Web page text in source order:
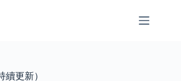
續更新）